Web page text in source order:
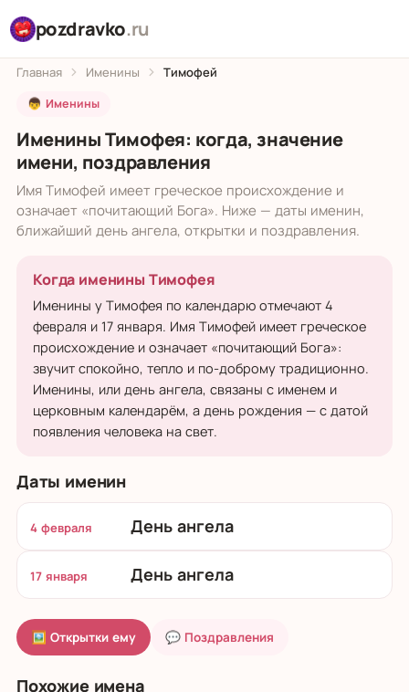
pozdravko.ru
Главная Именины Тимофей
👦 Именины
Именины Тимофея: когда, значение
имени, поздравления
Имя Тимофей имеет греческое происхождение и
означает «почитающий Бога». Ниже — даты именин,
ближайший день ангела, открытки и поздравления.
Когда именины Тимофея
Именины у Тимофея по календарю отмечают 4
февраля и 17 января. Имя Тимофей имеет греческое
происхождение и означает «почитающий Бога»:
звучит спокойно, тепло и по-доброму традиционно.
Именины, или день ангела, связаны с именем и
церковным календарём, а день рождения — с датой
появления человека на свет.
Даты именин
4 февраля День ангела
17 января День ангела
🖼 Открытки ему 💬 Поздравления
Похожие имена